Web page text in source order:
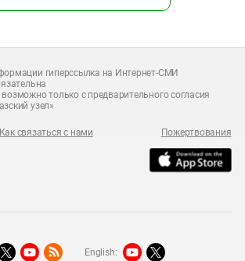
гиперссылка на Интернет-СМИ
только с предварительного согласия
узел»
Как связаться с нами Пожертвования
English: